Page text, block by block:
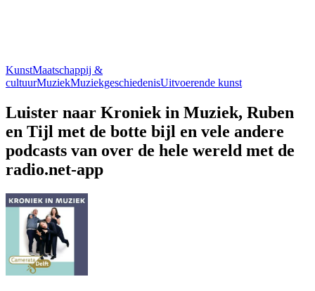
KunstMaatschappij &
cultuurMuziekMuziekgeschiedenisUitvoerende kunst
Luister naar Kroniek in Muziek, Ruben
en Tijl met de botte bijl en vele andere
podcasts van over de hele wereld met de
radio.net-app